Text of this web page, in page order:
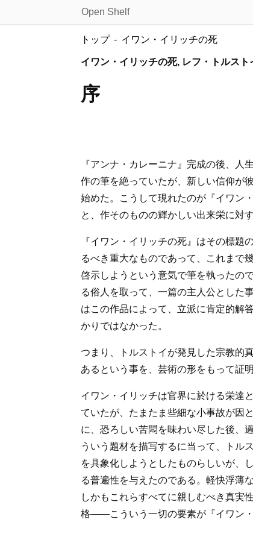
Open Shelf
トップ イワン・イリッチの死
イワン・イリッチの死, レフ・トルスト
序
『アンナ・カレーニナ』完成の後、
作の筆を絶っていたが、新しい信仰が
始めた。こうして現れたのが『イワン
と、作そのものの輝かしい出来栄に対
『イワン・イリッチの死』はその標
るべき重大なものであって、これまで
啓示しようという意気で筆を執ったの
る俗人を取って、一篇の主人公とした
はこの作品によって、立派に肯定的解
かりではなかった。
つまり、トルストイが発見した宗教的
あるという事を、芸術の形をもって証
イワン・イリッチは官界に於ける栄達
ていたが、たまたま些細な小事故が因
に、恐ろしい苦悶を味わい尽した後、
ういう題材を描写するに当って、トル
を具象化しようとしたものらしいが、
る普遍性を与えたのである。軽快浮薄
しかもこれらすべてに親しむべき真実
格――こういう一切の要素が『イワン・